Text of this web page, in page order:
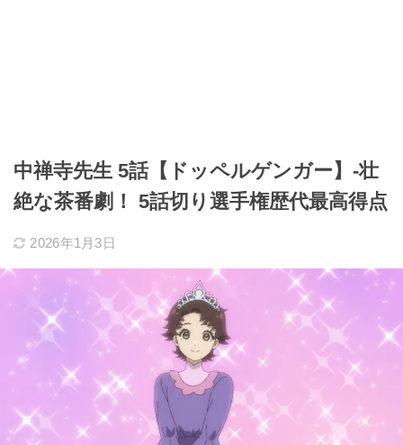
中禅寺先生 5話【ドッペルゲンガー】-壮
絶な茶番劇！ 5話切り選手権歴代最高得点
2026年1月3日